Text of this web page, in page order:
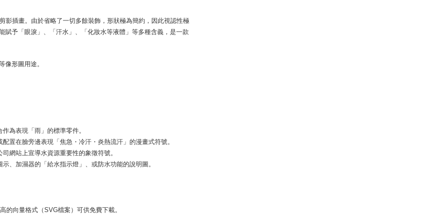
影插畫。由於省略了一切多餘裝飾，形狀極為簡約，因此視認性極
予「眼淚」、「汗水」、「化妝水等液體」等多種含義，是一款
像形圖用途。
為表現「雨」的標準零件。
置在臉旁邊表現「焦急・冷汗・炎熱流汗」的漫畫式符號。
網站上宣導水資源重要性的象徵符號。
、加濕器的「給水指示燈」、或防水功能的說明圖。
的向量格式（SVG檔案）可供免費下載。